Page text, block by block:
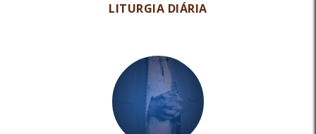
LITURGIA DIÁRIA